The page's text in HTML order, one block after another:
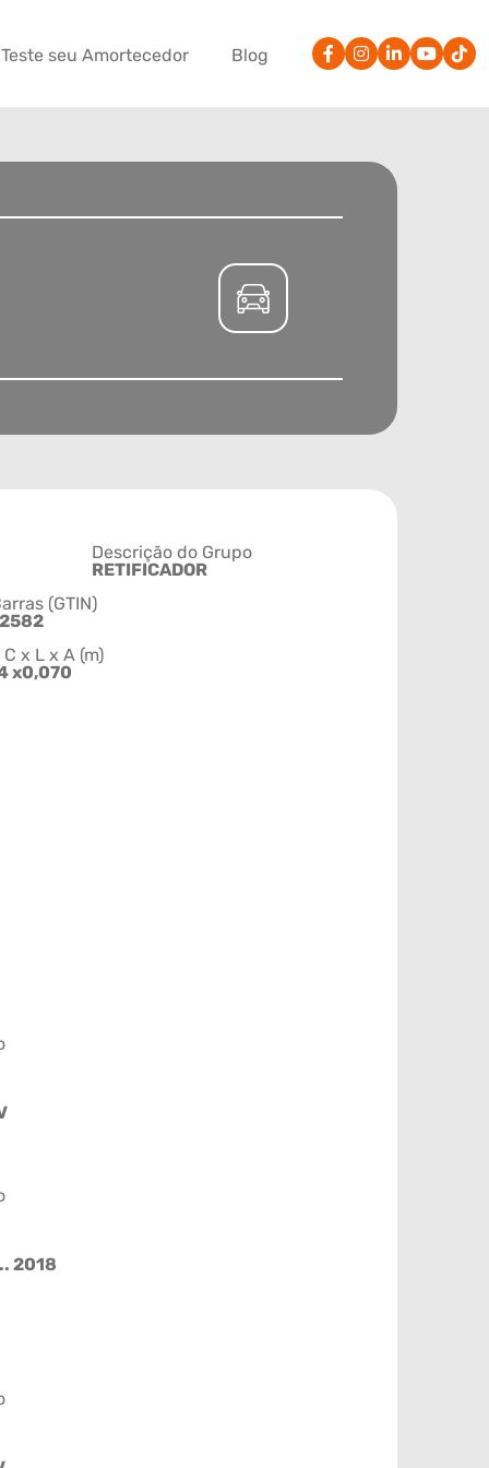
Teste seu Amortecedor Blog
Descrição do Grupo
RETIFICADOR
(GTIN)
x L x A (m)
x0,070
2018